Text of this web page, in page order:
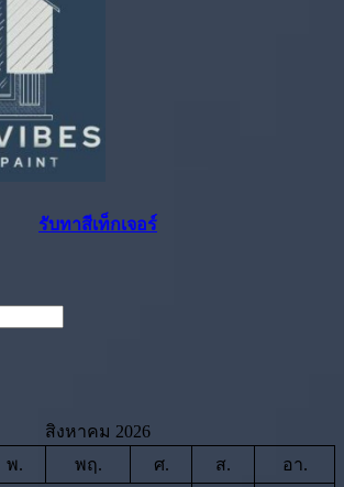
รับทาสีเท็กเจอร์
สิงหาคม 2026
พ. พฤ. ศ. ส.
อา.